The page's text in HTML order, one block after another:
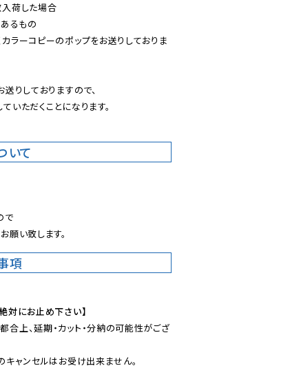
入荷した場合
るもの
ラーコピーのポップをお送りしておりま
りしておりますので、
いただくことになります。
いて
で
願い致します。
項
対にお止め下さい】
上、延期・カット・分納の可能性がござ
キャンセルはお受け出来ません。